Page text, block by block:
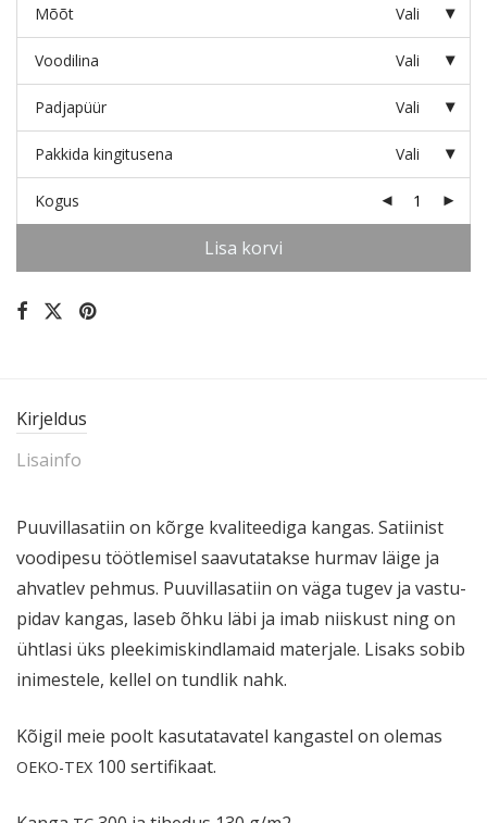
Mõõt Vali
Voodilina Vali
Padjapüür Vali
Pakkida kingitusena Vali
Kogus
Lisa korvi
Kirjeldus
Lisainfo
Puuvil­la­satiin on kõrge kvali­teediga kangas. Satiinist
voodipesu töötle­misel saavu­ta­takse hurmav läige ja
ahvatlev pehmus. Puuvil­la­satiin on väga tugev ja vastu­
pidav kangas, laseb õhku läbi ja imab niiskust ning on
ühtlasi üks pleeki­mis­kind­lamaid materjale. Lisaks sobib
inimestele, kellel on tundlik nahk.
Kõigil meie poolt kasuta­ta­vatel kangastel on olemas
OEKO-TEX 100 sertifikaat.